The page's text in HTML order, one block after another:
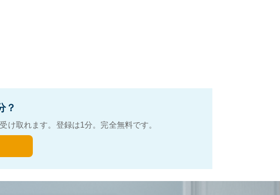
？
け取れます。登録は1分。完全無料です。